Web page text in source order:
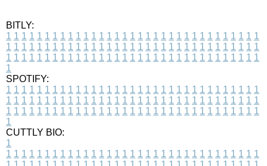
BITLY:
1 1 1 1 1 1 1 1 1 1 1 1 1 1 1 1 1 1 1 1 1 1 1 1 1 1 1 1 1 1 1 1 1
1 1 1 1 1 1 1 1 1 1 1 1 1 1 1 1 1 1 1 1 1 1 1 1 1 1 1 1 1 1 1 1 1
1 1 1 1 1 1 1 1 1 1 1 1 1 1 1 1 1 1 1 1 1 1 1 1 1 1 1 1 1 1 1 1 1
1
SPOTIFY:
1 1 1 1 1 1 1 1 1 1 1 1 1 1 1 1 1 1 1 1 1 1 1 1 1 1 1 1 1 1 1 1 1
1 1 1 1 1 1 1 1 1 1 1 1 1 1 1 1 1 1 1 1 1 1 1 1 1 1 1 1 1 1 1 1 1
1 1 1 1 1 1 1 1 1 1 1 1 1 1 1 1 1 1 1 1 1 1 1 1 1 1 1 1 1 1 1 1 1
1
CUTTLY BIO:
1
1 1 1 1 1 1 1 1 1 1 1 1 1 1 1 1 1 1 1 1 1 1 1 1 1 1 1 1 1 1 1 1 1